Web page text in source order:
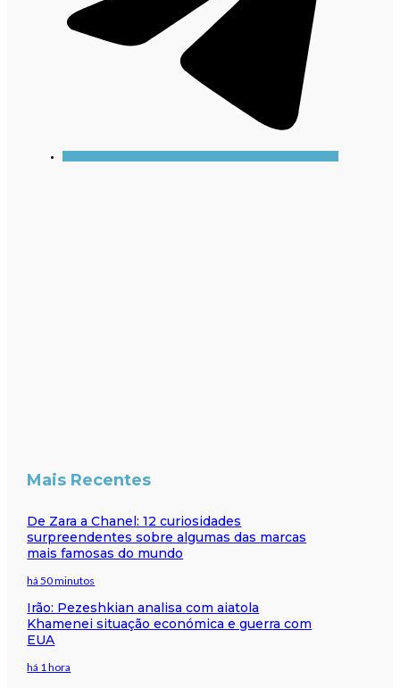
Mais Recentes
De Zara a Chanel: 12 curiosidades
surpreendentes sobre algumas das marcas
mais famosas do mundo
há 50 minutos
Irão: Pezeshkian analisa com aiatola
Khamenei situação económica e guerra com
EUA
há 1 hora